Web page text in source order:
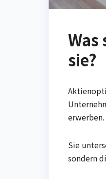
sie?
erwerben.
Sie
sondern